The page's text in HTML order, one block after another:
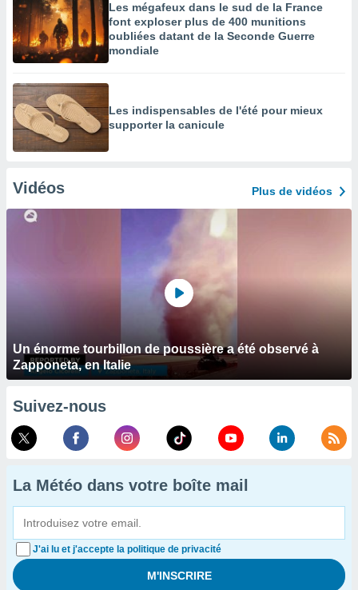
Les mégafeux dans le sud de la France
font exploser plus de 400 munitions
oubliées datant de la Seconde Guerre
mondiale
Les indispensables de l'été pour mieux
supporter la canicule
Vidéos Plus de vidéos
Un énorme tourbillon de poussière a été observé à
Zapponeta, en Italie
Suivez-nous
La Météo dans votre boîte mail
J'ai lu et j'accepte la politique de privacité